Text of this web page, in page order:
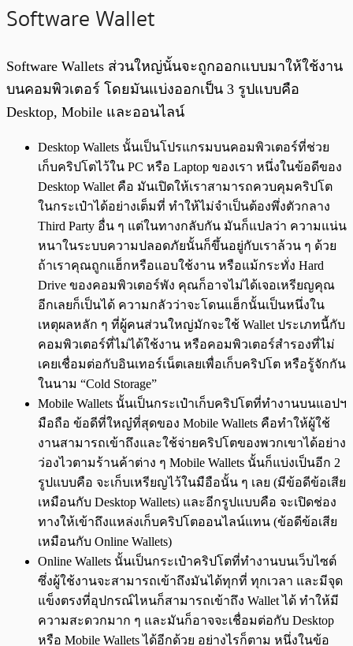
Software Wallet
Software Wallets ส่วนใหญ่นั้นจะถูกออกแบบมาให้ใช้งาน
บนคอมพิวเตอร์ โดยมันแบ่งออกเป็น 3 รูปแบบคือ
Desktop, Mobile และออนไลน์
Desktop Wallets นั้นเป็นโปรแกรมบนคอมพิวเตอร์ที่ช่วย
เก็บคริปโตไว้ใน PC หรือ Laptop ของเรา หนึ่งในข้อดีของ
Desktop Wallet คือ มันเปิดให้เราสามารถควบคุมคริปโต
ในกระเป๋าได้อย่างเต็มที่ ทำให้ไม่จำเป็นต้องพึ่งตัวกลาง
Third Party อื่น ๆ แต่ในทางกลับกัน มันก็แปลว่า ความแน่น
หนาในระบบความปลอดภัยนั้นก็ขึ้นอยู่กับเราล้วน ๆ ด้วย
ถ้าเราคุณถูกแฮ็กหรือแอบใช้งาน หรือแม้กระทั่ง Hard
Drive ของคอมพิวเตอร์พัง คุณก็อาจไม่ได้เจอเหรียญคุณ
อีกเลยก็เป็นได้ ความกลัวว่าจะโดนแฮ็กนั้นเป็นหนึ่งใน
เหตุผลหลัก ๆ ที่ผู้คนส่วนใหญ่มักจะใช้ Wallet ประเภทนี้กับ
คอมพิวเตอร์ที่ไม่ได้ใช้งาน หรือคอมพิวเตอร์สำรองที่ไม่
เคยเชื่อมต่อกับอินเทอร์เน็ตเลยเพื่อเก็บคริปโต หรือรู้จักกัน
ในนาม “Cold Storage”
Mobile Wallets นั้นเป็นกระเป๋าเก็บคริปโตที่ทำงานบนแอปฯ
มือถือ ข้อดีที่ใหญ๋ที่สุดของ Mobile Wallets คือทำให้ผู้ใช้
งานสามารถเข้าถึงและใช้จ่ายคริปโตของพวกเขาได้อย่าง
ว่องไวตามร้านค้าต่าง ๆ Mobile Wallets นั้นก็แบ่งเป็นอีก 2
รูปแบบคือ จะเก็บเหรียญไว้ในมือือนั้น ๆ เลย (มีข้อดีข้อเสีย
เหมือนกับ Desktop Wallets) และอีกรูปแบบคือ จะเปิดช่อง
ทางให้เข้าถึงแหล่งเก็บคริปโตออนไลน์แทน (ข้อดีข้อเสีย
เหมือนกับ Online Wallets)
Online Wallets นั้นเป็นกระเป๋าคริปโตที่ทำงานบนเว็บไซต์
ซึ่งผู้ใช้งานจะสามารถเข้าถึงมันได้ทุกที่ ทุกเวลา และมีจุด
แข็งตรงที่อุปกรณ์ไหนก็สามารถเข้าถึง Wallet ได้ ทำให้มี
ความสะดวกมาก ๆ และมันก็อาจจะเชื่อมต่อกับ Desktop
หรือ Mobile Wallets ได้อีกด้วย อย่างไรก็ตาม หนึ่งในข้อ